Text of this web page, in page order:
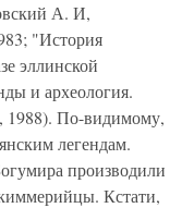
А. И,
"История
эллинской
и археология.
1988). По-видимому,
легендам.
производили
Кстати,